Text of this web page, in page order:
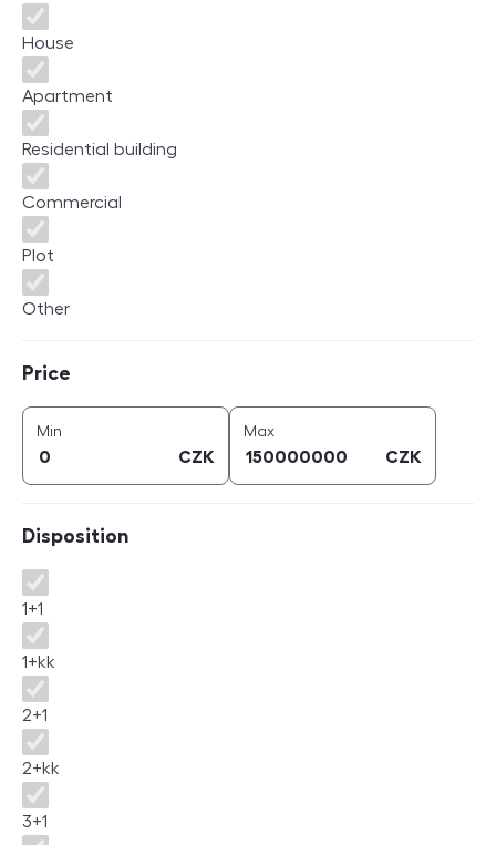
House
Apartment
Residential building
Commercial
Plot
Other
Price
Min
CZK
Maxprice (
CZK
Disposition
Disposition
1+1
1+kk
2+1
2+kk
3+1